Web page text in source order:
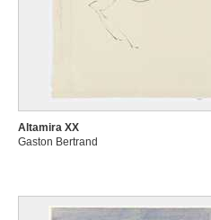
Altamira XX
Gaston Bertrand